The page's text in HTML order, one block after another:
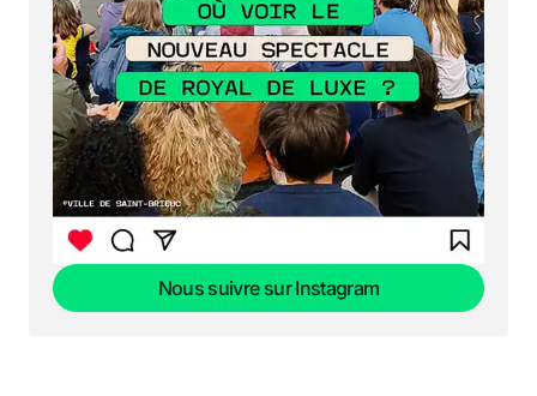
Nous suivre sur Instagram